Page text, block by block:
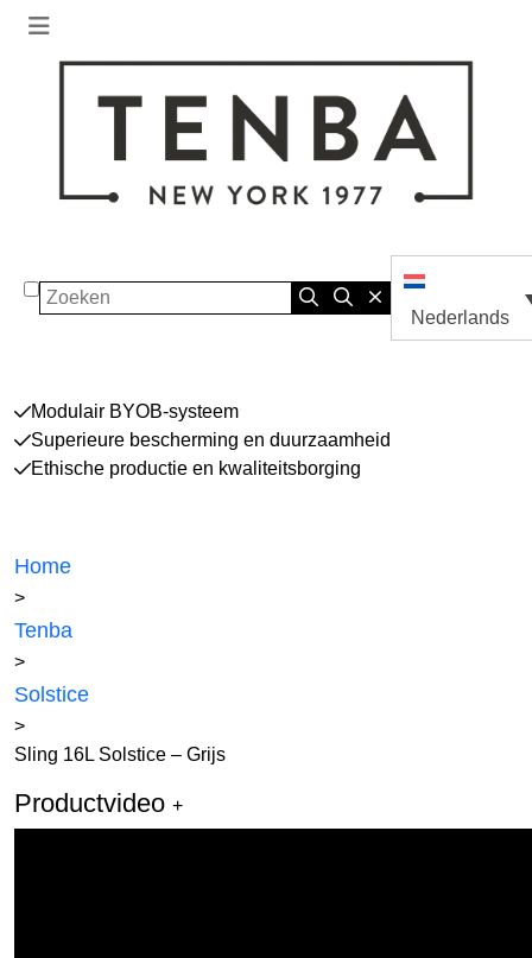
Zoeken
Nederlands
Modulair BYOB-systeem
Superieure bescherming en duurzaamheid
Ethische productie en kwaliteitsborging
Home
>
Tenba
>
Solstice
>
Sling 16L Solstice – Grijs
Productvideo +